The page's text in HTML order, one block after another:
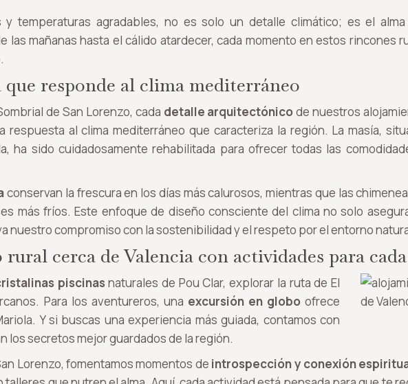
y temperaturas agradables, no es solo un detalle climático; es el
las mañanas hasta el cálido atardecer, cada momento en estos rincones
responde al clima mediterráneo
de San Lorenzo, cada detalle arquitectónico de nuestros
respuesta al clima mediterráneo que caracteriza la región. La masía,
ha sido cuidadosamente rehabilitada para ofrecer todas las
conservan la frescura en los días más calurosos, mientras que las
más fríos. Este enfoque de diseño consciente del clima no solo
nuestro compromiso con la sostenibilidad y el respeto por el entorno
cerca de Valencia con actividades para
piscinasnaturales de Pou Clar, explorar la ruta de El
Para los aventureros, una excursión en globo ofrece
Y si buscas una experiencia más guiada, contamos con
los secretos mejor guardados de la región.
Lorenzo, fomentamos momentos de introspección y conexión